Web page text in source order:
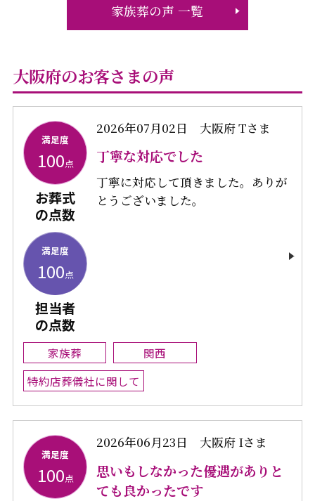
家族葬の声 一覧
大阪府のお客さまの声
満足度
100点
お葬式
の点数
満足度
100点
担当者
の点数
2026年07月02日 大阪府 Tさま
丁寧な対応でした
丁寧に対応して頂きました。ありが
とうございました。
家族葬
関西
特約店葬儀社に関して
満足度
100点
2026年06月23日 大阪府 Iさま
思いもしなかった優遇がありと
ても良かったです